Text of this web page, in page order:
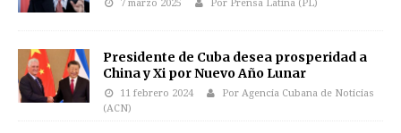
7 marzo 2025 Por Prensa Latina (PL)
Presidente de Cuba desea prosperidad a
China y Xi por Nuevo Año Lunar
11 febrero 2024
Por Agencia Cubana de Noticias
(ACN)